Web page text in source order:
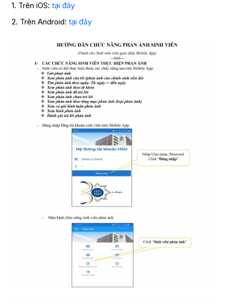
1. Trên iOS: tại đây
2. Trên Android: tại đây